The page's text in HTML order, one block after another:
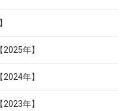
年】
年】
年】